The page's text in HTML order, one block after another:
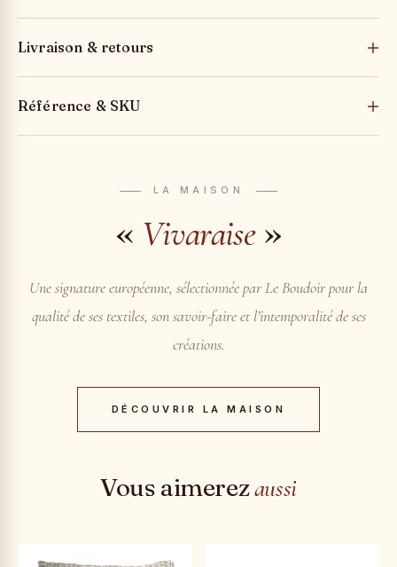
Livraison & retours
Référence & SKU
LA MAISON
« Vivaraise»
Une signature européenne, sélectionnée par Le Boudoir pour la
qualité de ses textiles, son savoir-faire et l’intemporalité de ses
créations.
DÉCOUVRIR LA MAISON
Vous aimerezaussi